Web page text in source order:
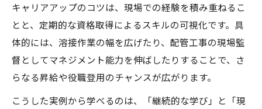
キャリアアップのコツは、現場での経験を積み重ねるこ
とと、定期的な資格取得によるスキルの可視化です。具
体的には、溶接作業の幅を広げたり、配管工事の現場監
督としてマネジメント能力を伸ばしたりすることで、さ
らなる昇給や役職登用のチャンスが広がります。
こうした実例から学べるのは、「継続的な学び」と「現